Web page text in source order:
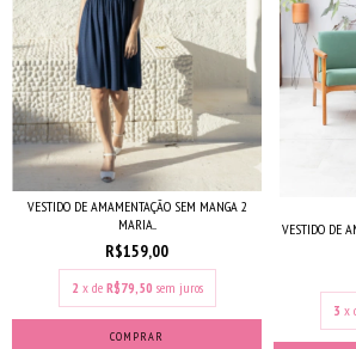
VESTIDO DE AMAMENTAÇÃO SEM MANGA 2
MARIA...
R$159,00
2 x de R$79,50 sem juros
COMPRAR
VESTIDO DE
3 x